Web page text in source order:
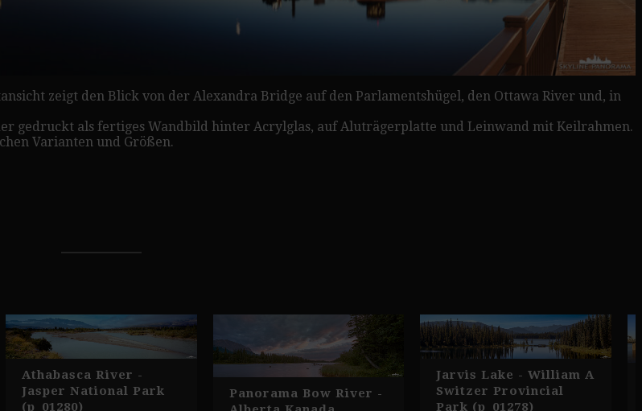
zeigt den Blick von der Alexandra Bridge auf den Parlamentshügel, den Ottawa River und, in
gedruckt als fertiges Wandbild hinter Acrylglas, auf Aluträgerplatte und Leinwand mit Keilrahmen.
Varianten und Größen.
Athabasca River -
Jasper National Park
(p_01280)
Panorama Bow River -
Jarvis Lake - William A
Switzer Provincial
Park (p_01278)